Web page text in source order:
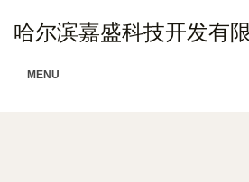
哈尔滨嘉盛科技开发有
MENU